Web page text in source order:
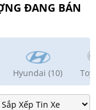
ĐANG BÁN
Hyundai (10)